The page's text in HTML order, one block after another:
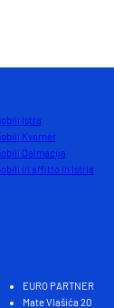
Istra
Kvarner
Dalmacija
in affitto in Istria
EURO PARTNER
Mate Vlašića 20